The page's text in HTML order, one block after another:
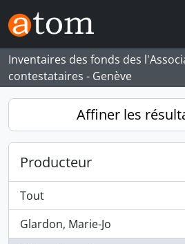
Skip to main content
Inventaires des fonds des
contestataires - Genève
Affiner les
Producteur
Tout
Glardon, Marie-Jo
, 1 résultats